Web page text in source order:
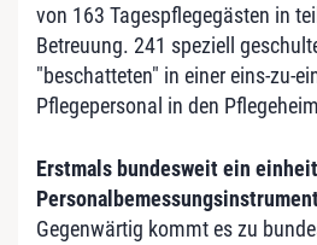
von 163 Tagespflegegästen in
Betreuung. 241 speziell
"beschatteten" in einer eins-zu-
Pflegepersonal in den
Erstmals bundesweit ein
Gegenwärtig kommt es zu